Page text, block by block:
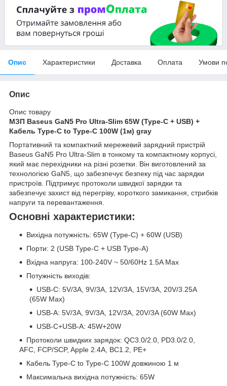
Опис Характеристики Доставка Оплата Умови
Опис
Опис товару
МЗП Baseus GaN5 Pro Ultra-Slim 65W (Type-C + USB) +
Кабель Type-C to Type-C 100W (1м) gray
Портативний та компактний мережевий зарядний пристрій
Baseus GaN5 Pro Ultra-Slim в тонкому та компактному корпусі,
який має перехідники на різні розетки. Він виготовлений за
технологією GaN5, що забезпечує безпеку під час зарядки
пристроїв. Підтримує протоколи швидкої зарядки та
забезпечує захист від перегріву, короткого замикання, стрибків
напруги та перевантаження.
Основні характеристики:
Вихідна потужність: 65W (Type-C) + 60W (USB)
Порти: 2 (USB Type-C + USB Type-A)
Вхідна напруга: 100-240V ~ 50/60Hz 1.5A Max
Потужність виходів:
USB-C: 5V/3A, 9V/3A, 12V/3A, 15V/3A, 20V/3.25A
(65W Max)
USB-A: 5V/3A, 9V/3A, 12V/3A, 20V/3A (60W Max)
USB-C+USB-A: 45W+20W
Протоколи швидких зарядок: QC3.0/2.0, PD3.0/2.0,
AFC, FCP/SCP, Apple 2.4A, BС1.2, PE+
Кабель Type-C to Type-C 100W довжиною 1 м
Максимальна вихідна потужність: 65W